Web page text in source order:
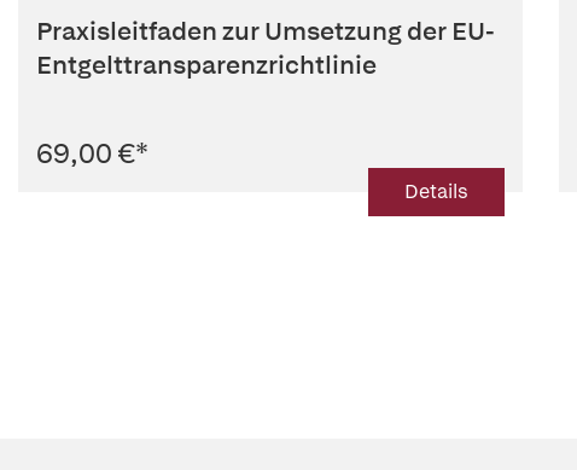
Praxisleitfaden zur Umsetzung der EU-
Entgelttransparenzrichtlinie
69,00 €*
Details